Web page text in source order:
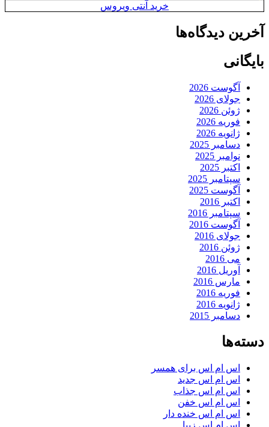
خرید آنتی ویروس
آخرین دیدگاه‌ها
بایگانی
آگوست 2026
جولای 2026
ژوئن 2026
فوریه 2026
ژانویه 2026
دسامبر 2025
نوامبر 2025
اکتبر 2025
سپتامبر 2025
آگوست 2025
اکتبر 2016
سپتامبر 2016
آگوست 2016
جولای 2016
ژوئن 2016
می 2016
آوریل 2016
مارس 2016
فوریه 2016
ژانویه 2016
دسامبر 2015
دسته‌ها
اس ام اس برای همسر
اس ام اس جدید
اس ام اس جذاب
اس ام اس خفن
اس ام اس خنده دار
اس ام اس زیبا